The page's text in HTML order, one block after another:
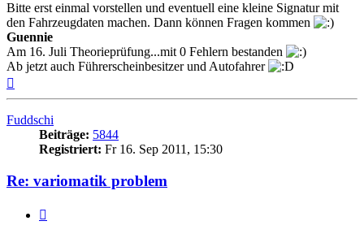
Bitte erst einmal vorstellen und eventuell eine kleine Signatur mit
den Fahrzeugdaten machen. Dann können Fragen kommen
Guennie
Am 16. Juli Theorieprüfung...mit 0 Fehlern bestanden
Ab jetzt auch Führerscheinbesitzer und Autofahrer
Fuddschi
Beiträge: 5844
Registriert: Fr 16. Sep 2011, 15:30
Re: variomatik problem